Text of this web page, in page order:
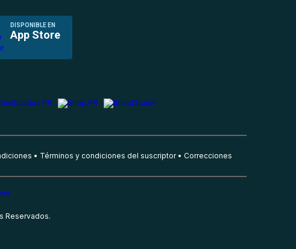
DISPONIBLE EN
App Store
Términos y condiciones del suscriptor Correcciones
Reservados.